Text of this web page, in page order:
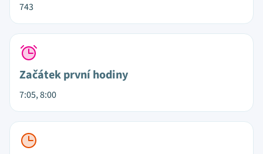
743
Začátek první hodiny
7:05, 8:00